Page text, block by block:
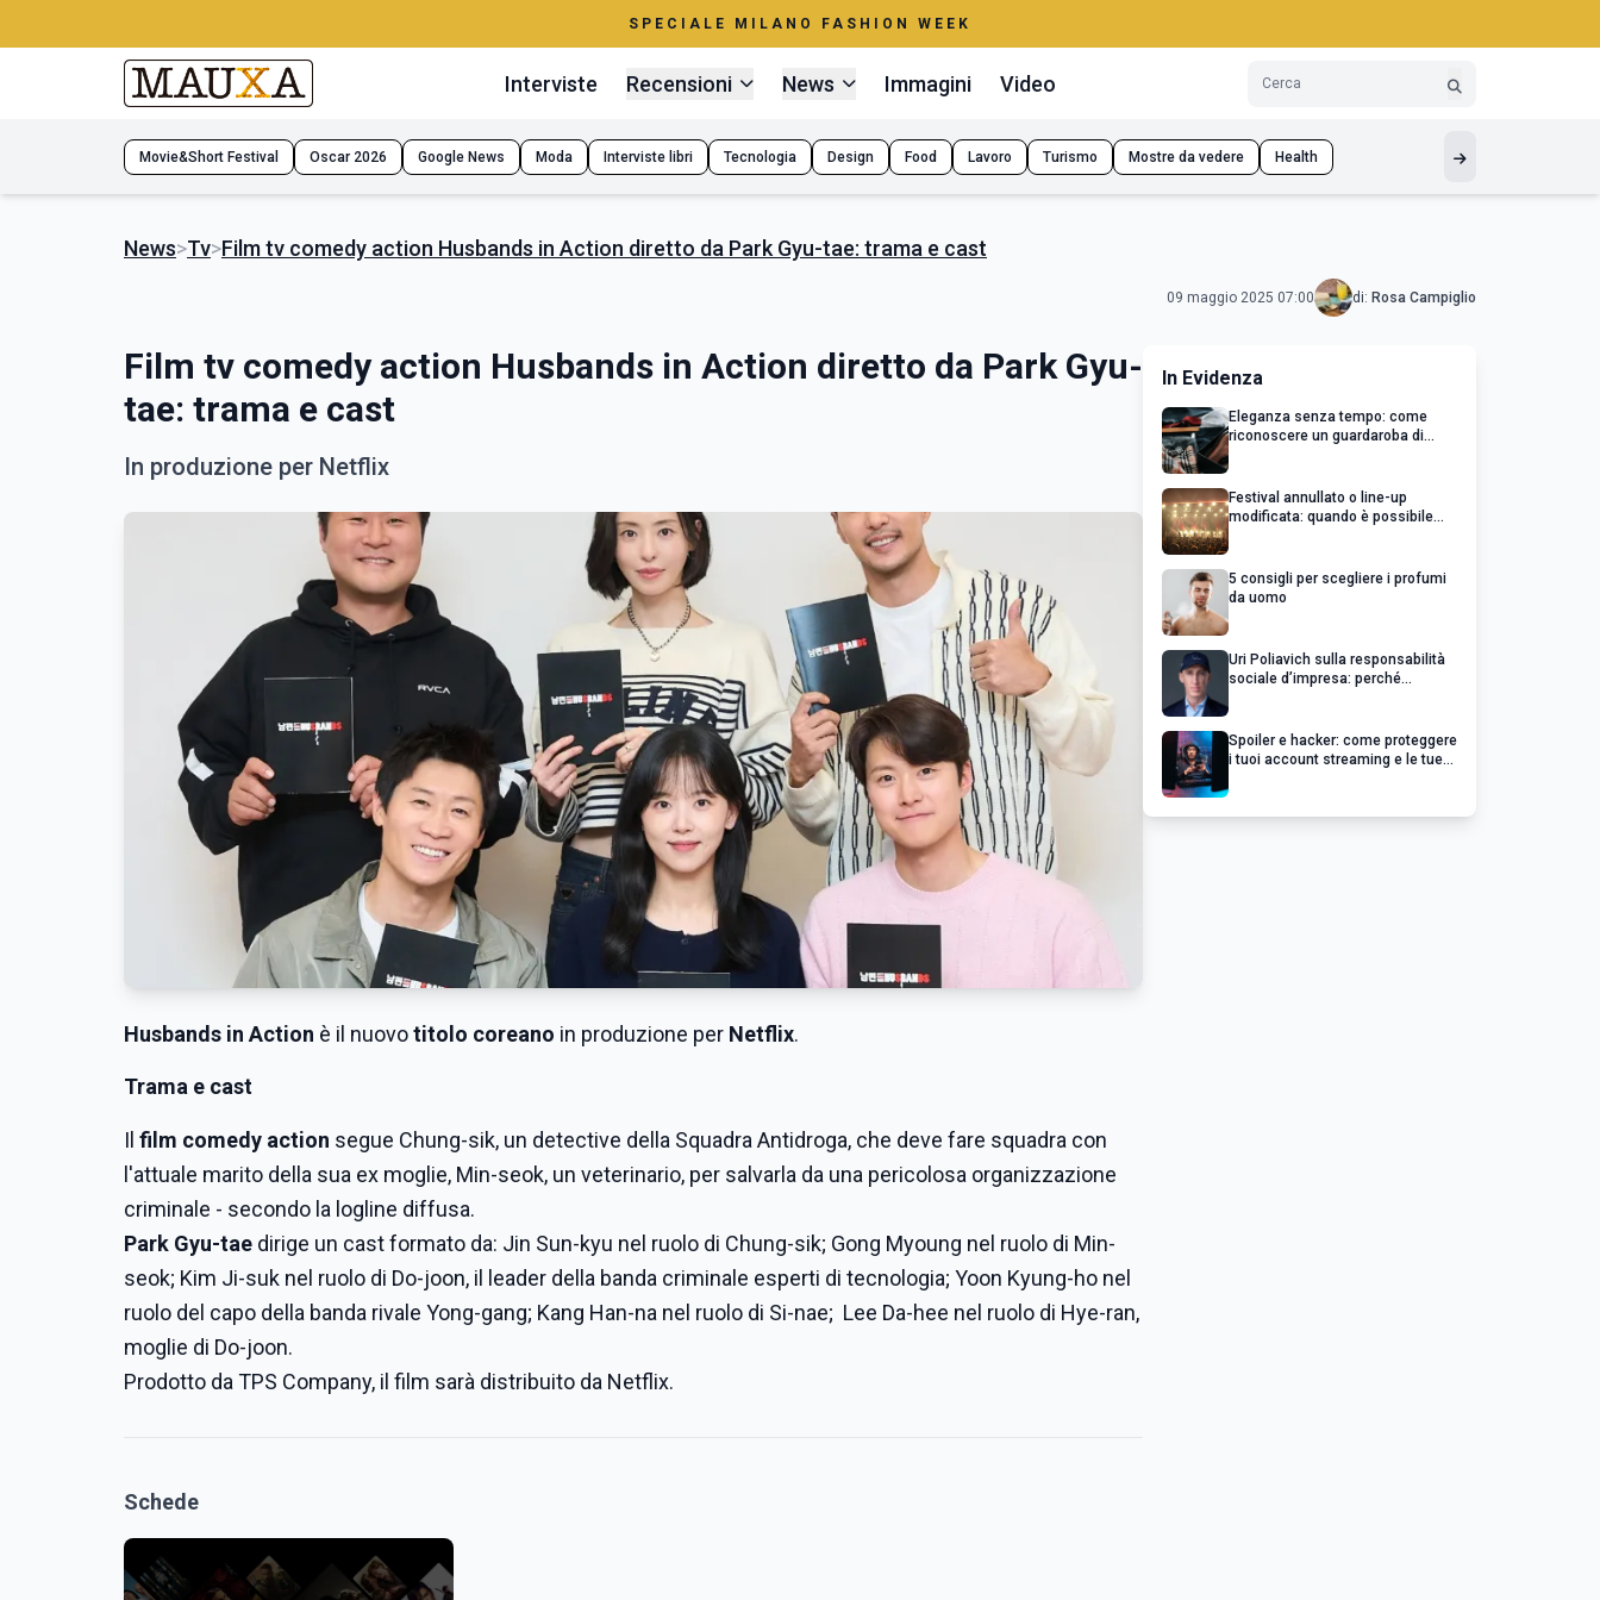
SPECIALE MILANO FASHION WEEK
Interviste Recensioni News Immagini Video
Movie&Short Festival Oscar 2026 Google News Moda Interviste libri Tecnologia Design Food Lavoro Turismo Mostre da vedere Health
News>Tv>Film tv comedy action Husbands in Action diretto da Park Gyu-tae: trama e cast
09 maggio 2025 07:00 di: Rosa Campiglio
Film tv comedy action Husbands in Action diretto da Park Gyu-
tae: trama e cast
In produzione per Netflix
Husbands in Action è il nuovotitolo coreano in produzione per Netflix.
Trama e cast
Il film comedy action segue Chung-sik, un detective della Squadra Antidroga, che deve fare squadra con
l'attuale marito della sua ex moglie, Min-seok, un veterinario, per salvarla da una pericolosa organizzazione
criminale - secondo la logline diffusa.
Park Gyu-tae dirige un cast formato da: Jin Sun-kyu nel ruolo di Chung-sik; Gong Myoung nel ruolo di Min-
seok; Kim Ji-suk nel ruolo di Do-joon, il leader della banda criminale esperti di tecnologia; Yoon Kyung-ho nel
ruolo del capo della banda rivale Yong-gang; Kang Han-na nel ruolo di Si-nae; Lee Da-hee nel ruolo di Hye-ran,
moglie di Do-joon.
Prodotto da TPS Company, il film sarà distribuito da Netflix.
Schede
In Evidenza
Eleganza senza tempo: come
riconoscere un guardaroba di
Festival annullato o line-up
modificata: quando è possibile
5 consigli per scegliere i profumi
da uomo
Uri Poliavich sulla responsabilità
sociale d’impresa: perché
Spoiler e hacker: come proteggere
i tuoi account streaming e le tue